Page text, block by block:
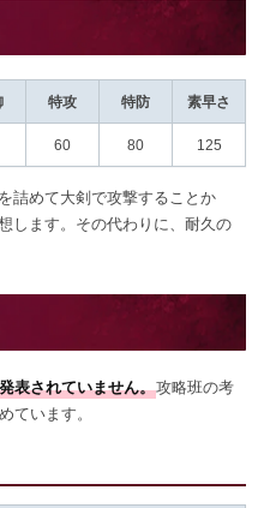
特攻 特防 素早さ
60 80 125
詰めて大剣で攻撃することか
します。その代わりに、耐久の
表されていません。攻略班の考
ています。